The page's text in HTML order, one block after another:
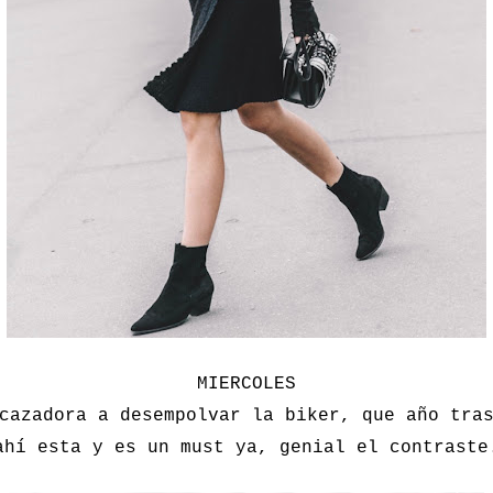
MIERCOLES
a desempolvar la biker, que año
esta y es un must ya, genial el